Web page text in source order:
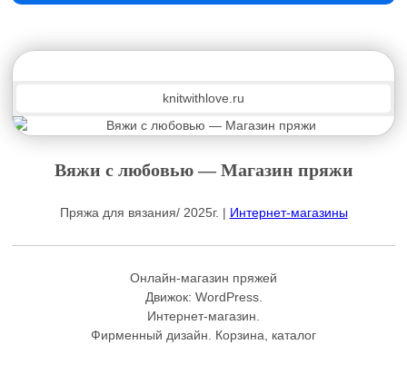
knitwithlove.ru
Вяжи с любовью — Магазин пряжи
Пряжа для вязания/ 2025г. | Интернет-магазины
Онлайн-магазин пряжей
Движок: WordPress.
Интернет-магазин.
Фирменный дизайн. Корзина, каталог